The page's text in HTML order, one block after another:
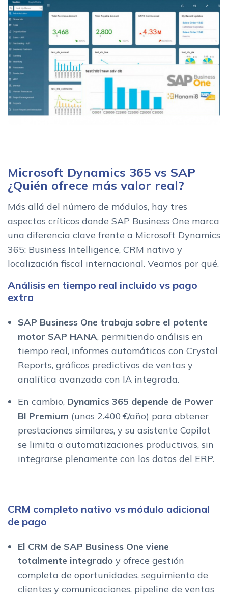
Microsoft Dynamics 365 vs SAP
¿Quién ofrece más valor real?
Más allá del número de módulos, hay tres
aspectos críticos donde SAP Business One marca
una diferencia clave frente a Microsoft Dynamics
365: Business Intelligence, CRM nativo y
localización fiscal internacional. Veamos por qué.
Análisis en tiempo real incluido vs pago
extra
SAP Business One trabaja sobre el potente
motor SAP HANA, permitiendo análisis en
tiempo real, informes automáticos con Crystal
Reports, gráficos predictivos de ventas y
analítica avanzada con IA integrada.
En cambio, Dynamics 365 depende de Power
BI Premium (unos 2.400 €/año) para obtener
prestaciones similares, y su asistente Copilot
se limita a automatizaciones productivas, sin
integrarse plenamente con los datos del ERP.
CRM completo nativo vs módulo adicional
de pago
El CRM de SAP Business One viene
totalmente integrado y ofrece gestión
completa de oportunidades, seguimiento de
clientes y comunicaciones, pipeline de ventas